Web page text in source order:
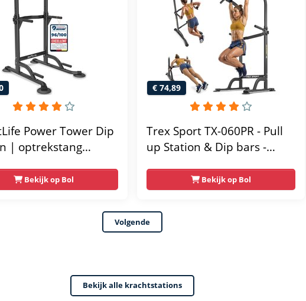
Power Tower Dip
| optrekstang
| krachtstation
| fitnessstation
krachttraining voor
Bekijk op Bol
€ 74,89
Trex Sport TX-060PR - Pull
up Station & Dip bars -
Multifunctioneel - Power
Tower Fitness Station -
Home Gym - Thuis Sporten
Verstelbaar - Geschikt voor
Bekijk op Bol
Volgende
Bekijk alle krachtstations